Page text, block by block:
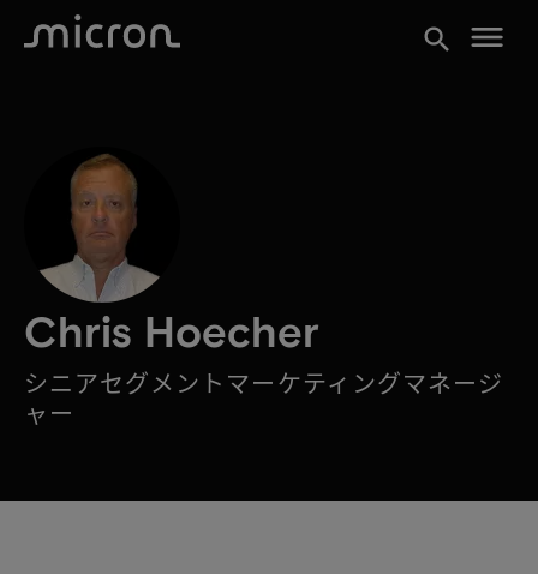
search menu
Chris Hoecher
シニアセグメントマーケティングマネージ
ャー